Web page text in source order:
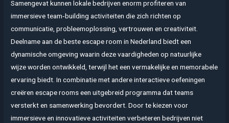
Samengevat kunnen lokale bedrijven enorm profiteren van
immersieve team‑building activiteiten die zich richten op
communicatie, probleemoplossing, vertrouwen en creativiteit.
Deelname aan de beste escape room in Nederland biedt een
dynamische omgeving waarin deze vaardigheden op natuurlijke
wijze worden ontwikkeld, terwijl het een vermakelijke en memorabele
ervaring biedt. In combinatie met andere interactieve oefeningen
creëren escape rooms een uitgebreid programma dat teams
versterkt en samenwerking bevordert. Door te kiezen voor
immersieve en innovatieve activiteiten verbeteren bedrijven niet